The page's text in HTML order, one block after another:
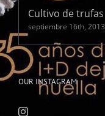
Cultivo de
septiembre 16th, 2013
OUR INSTAGRAM